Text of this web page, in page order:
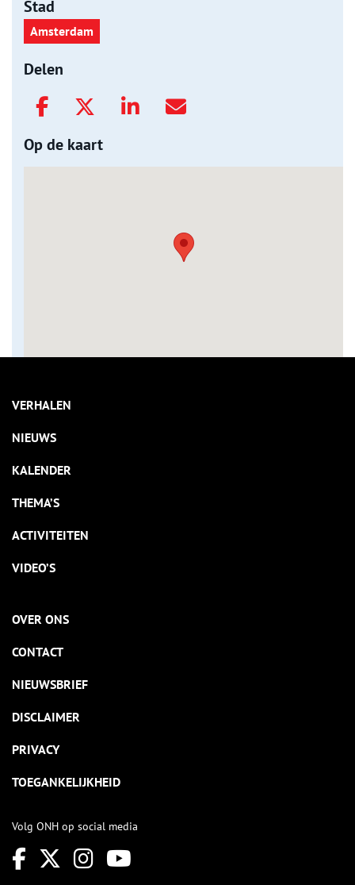
Stad
Amsterdam
Delen
Op de kaart
VERHALEN
NIEUWS
KALENDER
THEMA’S
ACTIVITEITEN
VIDEO’S
OVER ONS
CONTACT
NIEUWSBRIEF
DISCLAIMER
PRIVACY
TOEGANKELIJKHEID
Volg ONH op social media